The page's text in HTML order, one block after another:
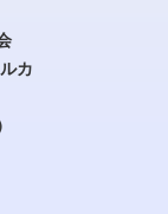
カ